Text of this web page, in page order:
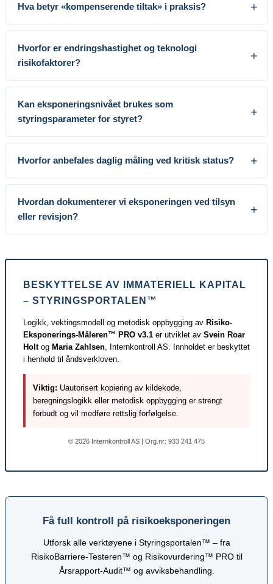
Hva betyr «kompenserende tiltak» i praksis?
Hvorfor er endringshastighet og teknologi
risikofaktorer?
Kan eksponeringsnivået brukes som
styringsparameter for styret?
Hvorfor anbefales daglig måling ved kritisk status?
Hvordan dokumenterer vi eksponeringen ved tilsyn
eller revisjon?
BESKYTTELSE AV IMMATERIELL KAPITAL
– STYRINGSPORTALEN™
Logikk, vektingsmodell og metodisk oppbygging av Risiko-
Eksponerings-Måleren™ PRO v3.1 er utviklet av Svein Roar
Holtog Maria Zahlsen , Internkontroll AS. Innholdet er beskyttet
i henhold til åndsverkloven.
Viktig: Uautorisert kopiering av kildekode,
beregningslogikk eller metodisk oppbygging er strengt
forbudt og vil medføre rettslig forfølgelse.
© 2026 Internkontroll AS | Org.nr: 933 241 475
Få full kontroll på risikoeksponeringen
Utforsk alle verktøyene i Styringsportalen™ – fra
RisikoBarriere-Testeren™ og Risikovurdering™ PRO til
Årsrapport-Audit™ og avviksbehandling.